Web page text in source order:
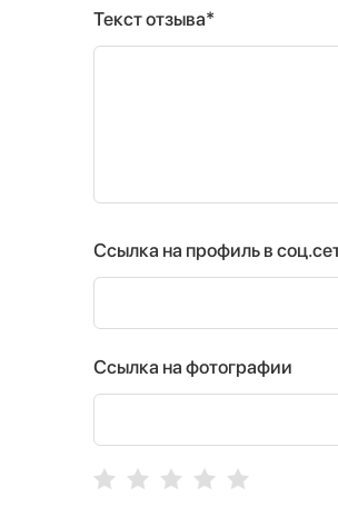
Текст отзыва*
Ссылка на профиль в
Ссылка на фотографии